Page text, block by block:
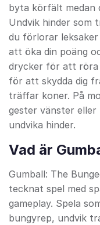
byta körfält medan
Undvik hinder
du förlorar
att öka din poäng
drycker för att röra
för att skydda dig
träffar koner. På
gester vänster
undvika hinder.
Vad är
Gumball: The
tecknat spel med
gameplay. Spela
bungyrep, undvik